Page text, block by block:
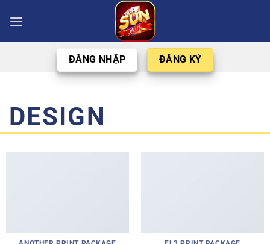
đến
ĐĂNG NHẬP ĐĂNG KÝ
DESIGN